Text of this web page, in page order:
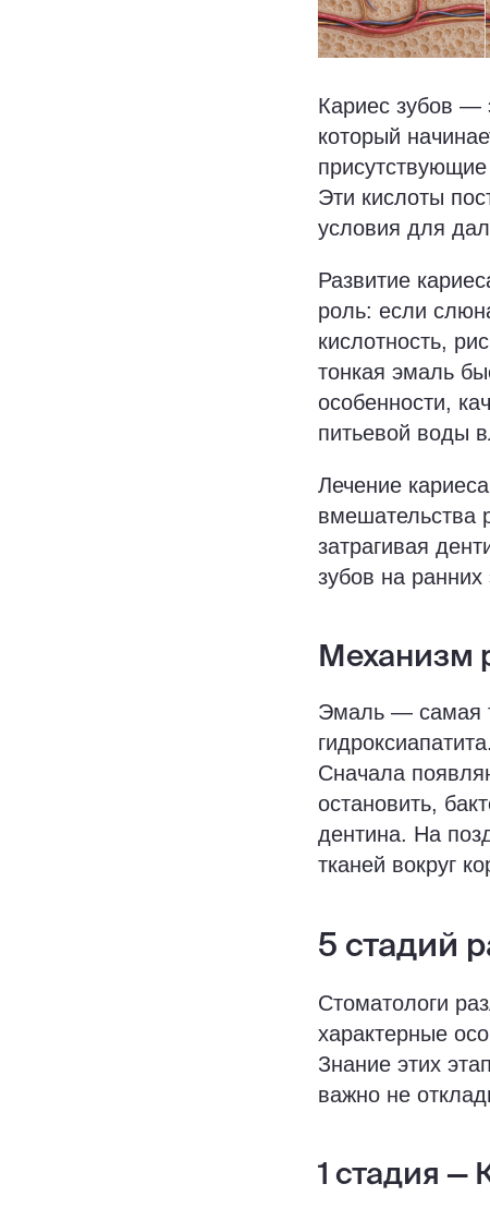
Кариес зубов —
который
Эти кислоты
условия для
Развитие
роль: если
кислотность,
тонкая эмаль
особенности,
питьевой воды
Лечение
вмешательства
затрагивая
зубов на
Механизм
Эмаль — самая
Сначала
остановить,
дентина. На
тканей вокруг
5 стадий
Стоматологи
характерные
Знание этих
важно не
1 стадия —